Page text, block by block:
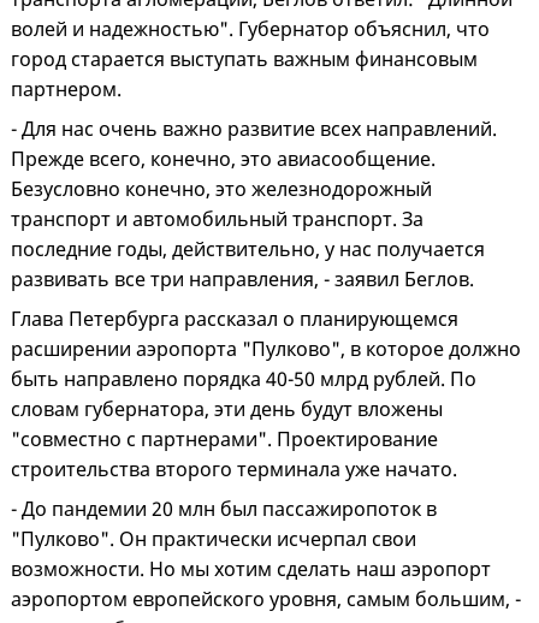
волей и надежностью". Губернатор объяснил, что
город старается выступать важным финансовым
партнером.
- Для нас очень важно развитие всех направлений.
Прежде всего, конечно, это авиасообщение.
Безусловно конечно, это железнодорожный
транспорт и автомобильный транспорт. За
последние годы, действительно, у нас получается
развивать все три направления, - заявил Беглов.
Глава Петербурга рассказал о планирующемся
расширении аэропорта "Пулково", в которое должно
быть направлено порядка 40-50 млрд рублей. По
словам губернатора, эти день будут вложены
"совместно с партнерами". Проектирование
строительства второго терминала уже начато.
- До пандемии 20 млн был пассажиропоток в
"Пулково". Он практически исчерпал свои
возможности. Но мы хотим сделать наш аэропорт
аэропортом европейского уровня, самым большим, -